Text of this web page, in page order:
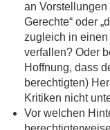
an Vorstellungen
Gerechte“ oder
zugleich in
verfallen? Oder
Hoffnung, dass
berechtigten)
Kritiken nicht
Vor welchen